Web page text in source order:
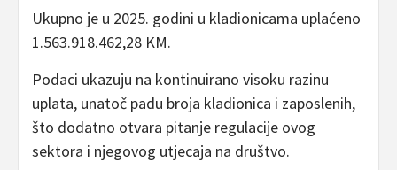
Ukupno je u 2025. godini u kladionicama uplaćeno
1.563.918.462,28 KM.
Podaci ukazuju na kontinuirano visoku razinu
uplata, unatoč padu broja kladionica i zaposlenih,
što dodatno otvara pitanje regulacije ovog
sektora i njegovog utjecaja na društvo.